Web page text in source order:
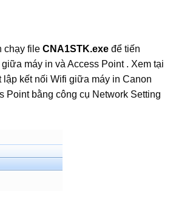
chạy file CNA1STK.exe để tiến
máy in và Access Point . Xem tại
lập kết nối Wifi giữa máy in Canon
Point bằng công cụ Network Setting